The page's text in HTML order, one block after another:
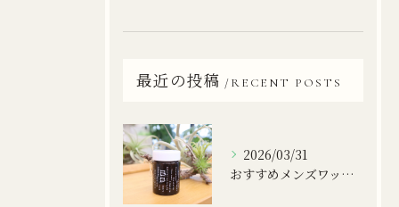
最近の投稿 RECENT POSTS
2026/03/31
おすすめメンズワックス！